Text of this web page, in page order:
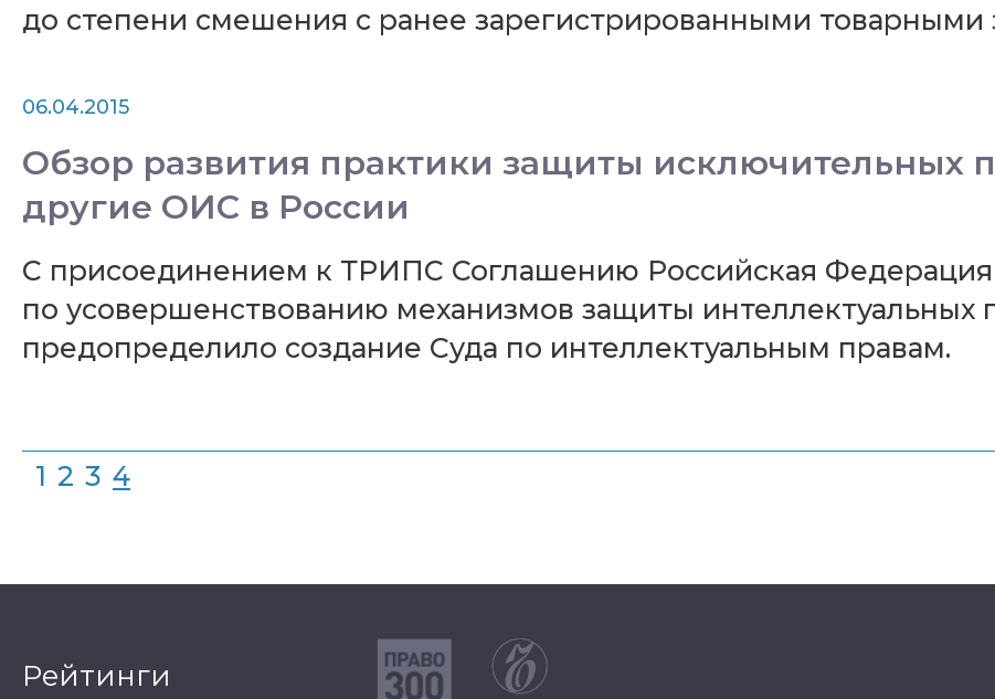
до степени смешения с ранее зарегистрированными товарными
06.04.2015
Обзор развития практики защиты исключительных
другие ОИС в России
С присоединением к ТРИПС Соглашению Российская Федерация
по усовершенствованию механизмов защиты интеллектуальных
предопределило создание Суда по интеллектуальным правам.
1 2 3 4
Рейтинги